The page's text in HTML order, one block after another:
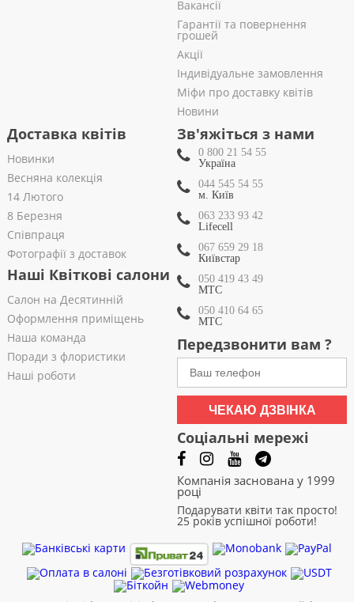
Вакансії
Гарантії та повернення
грошей
Акції
Індивідуальне замовлення
Міфи про доставку квітів
Новини
Доставка квітів
Новинки
Весняна колекція
14 Лютого
8 Березня
Співпраця
Фотографії з доставок
Наші Квіткові салони
Салон на Десятинній
Оформлення приміщень
Наша команда
Поради з флористики
Наші роботи
Зв'яжіться з нами
0 800 21 54 55
Україна
044 545 54 55
м. Київ
063 233 93 42
Lifecell
067 659 29 18
Київстар
050 419 43 49
МТС
050 410 64 65
МТС
Передзвонити вам ?
ЧЕКАЮ ДЗВІНКА
Соціальні мережі
Компанія заснована у 1999
році
Подарувати квіти так просто!
25 років успішної роботи!